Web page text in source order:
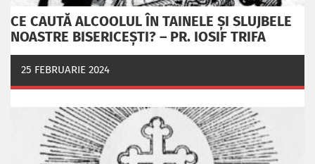
CE CAUTĂ ALCOOLUL ÎN TAINELE ŞI SLUJBELE
NOASTRE BISERICEŞTI? – PR. IOSIF TRIFA
25 FEBRUARIE 2024